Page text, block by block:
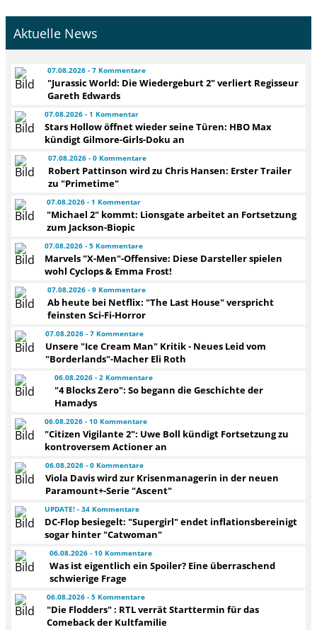
Aktuelle News
07.08.2026 - 7 Kommentare
"Jurassic World: Die Wiedergeburt 2" verliert Regisseur
Gareth Edwards
07.08.2026 - 1 Kommentar
Stars Hollow öffnet wieder seine Türen: HBO Max
kündigt Gilmore-Girls-Doku an
07.08.2026 - 0 Kommentare
Robert Pattinson wird zu Chris Hansen: Erster Trailer
zu "Primetime"
07.08.2026 - 1 Kommentar
"Michael 2" kommt: Lionsgate arbeitet an Fortsetzung
zum Jackson-Biopic
07.08.2026 - 5 Kommentare
Marvels "X-Men"-Offensive: Diese Darsteller spielen
wohl Cyclops & Emma Frost!
07.08.2026 - 9 Kommentare
Ab heute bei Netflix: "The Last House" verspricht
feinsten Sci-Fi-Horror
07.08.2026 - 7 Kommentare
Unsere "Ice Cream Man" Kritik - Neues Leid vom
"Borderlands"-Macher Eli Roth
06.08.2026 - 2 Kommentare
"4 Blocks Zero": So begann die Geschichte der
Hamadys
06.08.2026 - 10 Kommentare
"Citizen Vigilante 2": Uwe Boll kündigt Fortsetzung zu
kontroversem Actioner an
06.08.2026 - 0 Kommentare
Viola Davis wird zur Krisenmanagerin in der neuen
Paramount+-Serie "Ascent"
UPDATE! - 34 Kommentare
DC-Flop besiegelt: "Supergirl" endet inflationsbereinigt
sogar hinter "Catwoman"
06.08.2026 - 10 Kommentare
Was ist eigentlich ein Spoiler? Eine überraschend
schwierige Frage
06.08.2026 - 5 Kommentare
"Die Flodders" : RTL verrät Starttermin für das
Comeback der Kultfamilie